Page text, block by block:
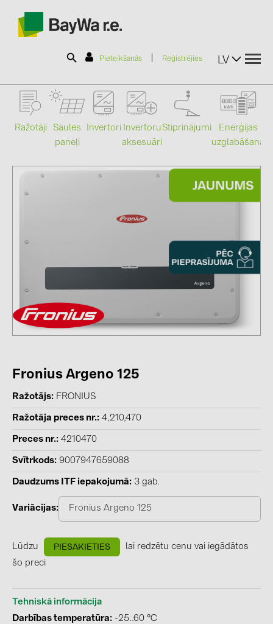
Pieteikšanās Reģistrējies LV
SOLAR-PLANIT
kontakti
KATEGORIJAS
Invertori (105)
Invertoru aksesuāri (84)
Enerģijas uzglabāšana (74)
E-Mobilitāte (19)
Instalācijas (87)
RAŽOTĀJI
ABB (21)
BAKS (51)
BUDMAT (6)
EVOPIPES (7)
FRONIUS (42)
Ražotāji
Saules
paneļi
Invertori Invertoru
aksesuāri
Stiprinājumi
Enerģijas
uzglabāšana
Fronius Argeno 125
Ražotājs FRONIUS
Ražotāja preces nr. 4,210,470
Preces nr. 4210470
Svītrkods 9007947659088
Daudzums ITF iepakojumā 3 gab.
Variācijas Fronius Argeno 125
Lūdzu PIESAKIETIES
lai redzētu cenu vai iegādātos
šo preci
Tehniskā informācija
Darbības temperatūra -25..60 °C